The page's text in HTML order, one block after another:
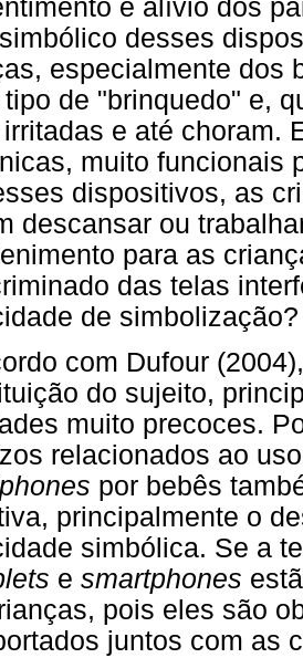
e alívio dos
desses
especialmente dos
de "brinquedo" e,
e até choram.
muito funcionais
dispositivos, as
descansar ou
para as
das telas
de simbolização?
com Dufour
do sujeito,
muito precoces.
relacionados ao
por bebês
principalmente o
simbólica. Se a
e smartphones
pois eles são
juntos com as